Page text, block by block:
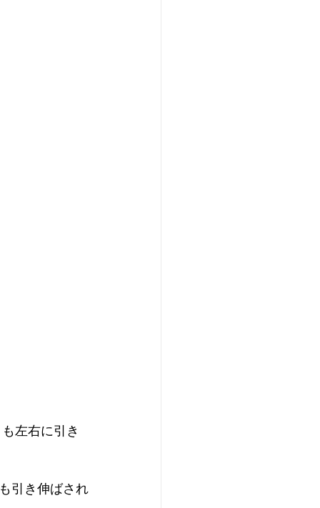
左右に引き
引き伸ばされ